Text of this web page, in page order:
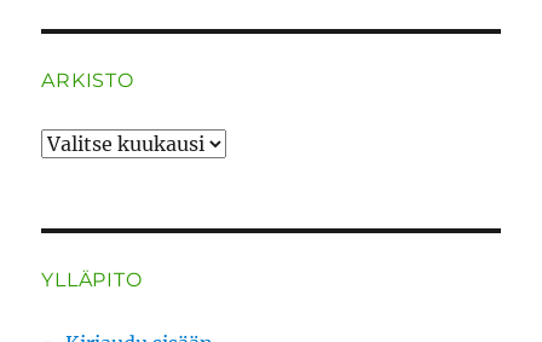
ARKISTO
ARKISTO
YLLÄPITO